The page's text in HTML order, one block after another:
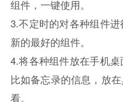
组件，一键使用。
3.不定时的对各种组件
新的最好的组件。
4.将各种组件放在手机
比如备忘录的信息，放
看。